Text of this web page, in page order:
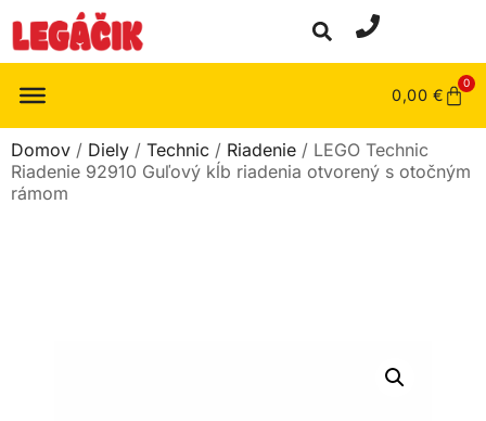
0,00 €
0
Domov / Diely / Technic / Riadenie / LEGO Technic
Riadenie 92910 Guľový kĺb riadenia otvorený s otočným
rámom